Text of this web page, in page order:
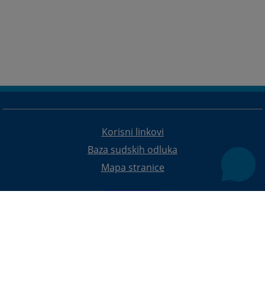
Korisni linkovi
Baza sudskih odluka
Mapa stranice